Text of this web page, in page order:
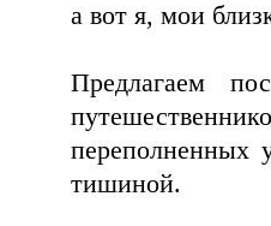
а вот я, мои
Предлагаем
переполненных
тишиной.